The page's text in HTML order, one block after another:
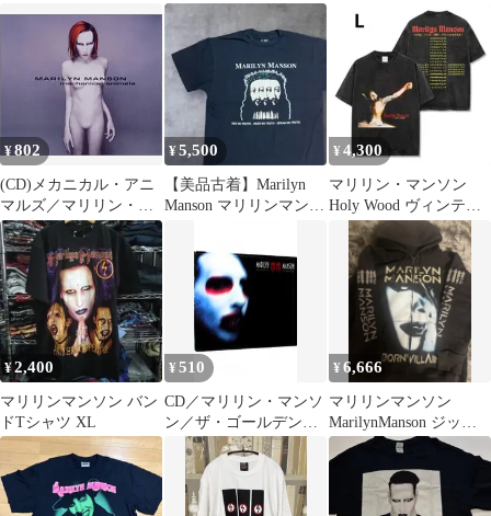
ン） CD
ソン Tシャツ
Tシャツ tee ティーシャ
ツ バンド ロック ツア
ー ライブ デザイン プ
リント 派手 奇抜 古着
ビンテージ vintage メタ
ル アーティスト p20/
¥802
(CD)メカニカル・アニ
マルズ／マリリン・マ
ンソン
¥5,500
【美品古着】Marilyn
Manson マリリンマンソ
¥ 4,300
マリリン・マンソン
Holy Wood ヴィンテー
ジ加工 Tシャツ
¥2,400
マリリンマンソン バン
ドTシャツ XL
¥510
CD／マリリン・マンソ
ン／ザ・ゴールデン・
エイジ・オブ・グロテ
スク
¥6,666
マリリンマンソン
MarilynManson ジップ
アップパーカー